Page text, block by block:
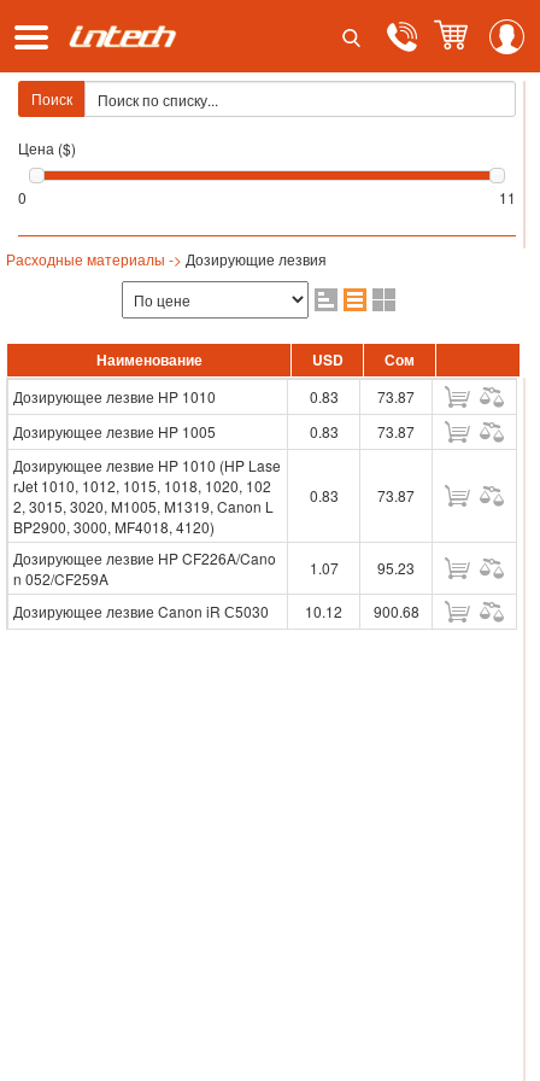
Расходные материалы -> Дозирующие лезвия
Наименование USD Сом
Дозирующее лезвие HP 1010 0.83
73.87
Дозирующее лезвие HP 1005
0.83
73.87
Дозирующее лезвие HP 1010 (HP Lase
rJet 1010, 1012, 1015, 1018, 1020, 102
2, 3015, 3020, M1005, M1319, Canon L
BP2900, 3000, MF4018, 4120)
0.83 73.87
Дозирующее лезвие HP CF226A/Cano
n 052/CF259A
1.07 95.23
Дозирующее лезвие Canon iR С5030 10.12 900.68
Поиск
Цена ($)
0 11